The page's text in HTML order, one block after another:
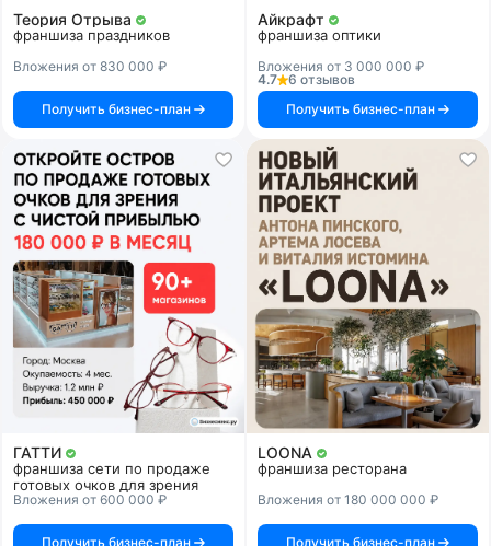
Теория Отрыва
франшиза праздников
Вложения от 830 000 ₽
Получить бизнес-план
Айкрафт
франшиза оптики
Вложения от 3 000 000 ₽
4.7
6 отзывов
Получить бизнес-план
ГАТТИ
франшиза сети по продаже
готовых очков для зрения
Вложения от 600 000 ₽
Получить бизнес-план
LOONA
франшиза ресторана
Вложения от 180 000 000 ₽
Получить бизнес-план